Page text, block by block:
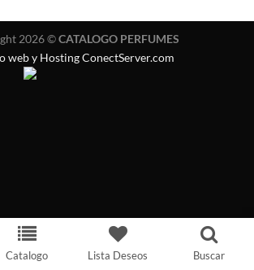
2026 ©CATALOGO PERFUMES
web y Hosting ConectServer.com
Catalogo Lista Deseos Buscar